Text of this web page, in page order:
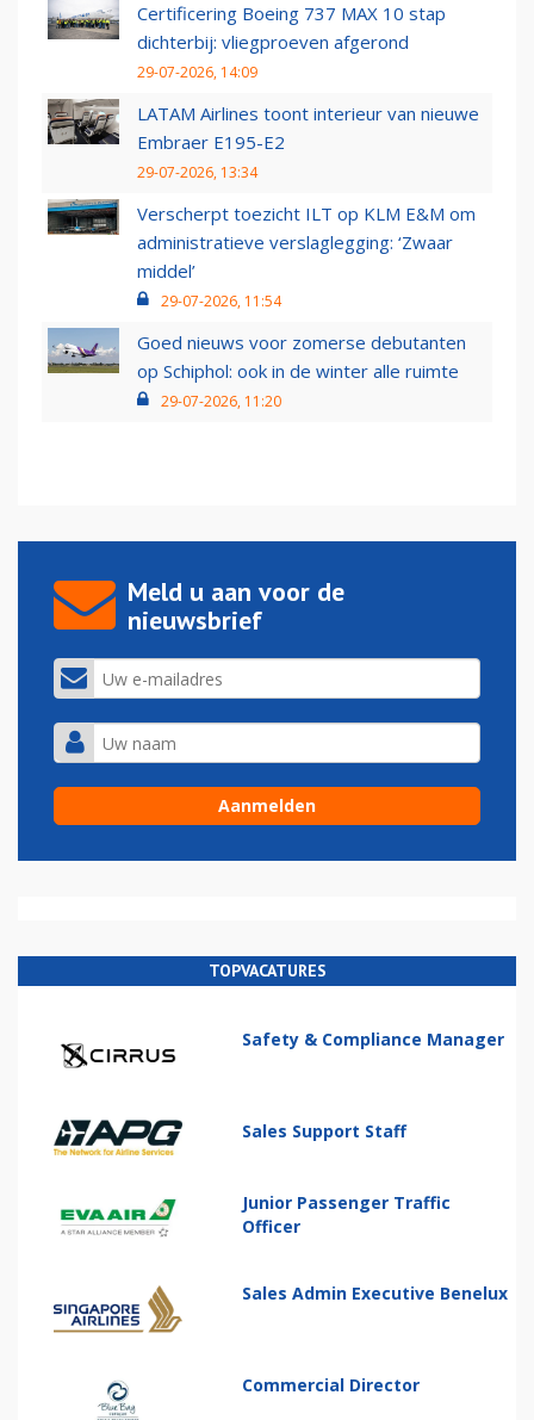
Certificering Boeing 737 MAX 10 stap
dichterbij: vliegproeven afgerond
29-07-2026, 14:09
LATAM Airlines toont interieur van nieuwe
Embraer E195-E2
29-07-2026, 13:34
Verscherpt toezicht ILT op KLM E&M om
administratieve verslaglegging: ‘Zwaar
middel’
29-07-2026, 11:54
Goed nieuws voor zomerse debutanten
op Schiphol: ook in de winter alle ruimte
29-07-2026, 11:20
Meld u aan voor de
nieuwsbrief
TOPVACATURES
Safety & Compliance Manager
Sales Support Staff
Junior Passenger Traffic
Officer
Sales Admin Executive Benelux
Commercial Director